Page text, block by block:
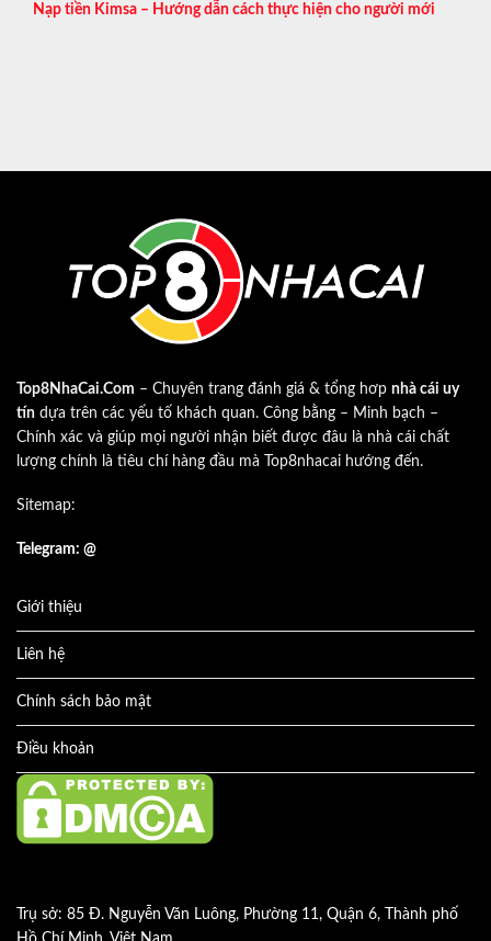
Nạp tiền Kimsa – Hướng dẫn cách thực hiện cho người mới
Top8NhaCai.Com – Chuyên trang đánh giá & tổng hơp nhà cái uy
tín dựa trên các yếu tố khách quan. Công bằng – Minh bạch –
Chính xác và giúp mọi người nhận biết được đâu là nhà cái chất
lượng chính là tiêu chí hàng đầu mà Top8nhacai hướng đến.
Sitemap:
Telegram: @
Giới thiệu
Liên hệ
Chính sách bảo mật
Điều khoản
Trụ sở: 85 Đ. Nguyễn Văn Luông, Phường 11, Quận 6, Thành phố